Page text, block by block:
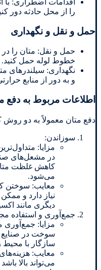
اقدامات اضطراری: با
را از محل حادثه دور
حمل و نقل و نگهداری
حمل و نقل: متان را
خطوط لوله حمل کنید.
نگهداری: سیلندرهای
و به دور از منابع
اطلاعات مربوط به دفع
دفع متان معمولاً به دو
سوزاندن:
مزایا:
در مشعل‌های
کاهش غلظت متان
می‌شود.
معایب: سوختن
نیاز دارد و
دیگری مانند
جمع‌آوری و استفاده
مزایا: جمع‌آوری
سوخت در
سازگار با
معایب:
می‌تواند بالا